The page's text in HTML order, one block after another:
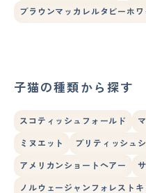
ブラウンマッカレルタビーホワ
子猫の種類から探す
スコティッシュフォールド
ミヌエット ブリティッシュ
アメリカンショートヘアー
ノルウェージャンフォレストキ